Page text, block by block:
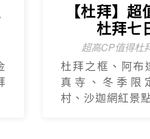
【杜拜】
杜拜七
超高CP值得杜
杜拜之框、阿布
真寺、冬季限
村、沙迦網紅景